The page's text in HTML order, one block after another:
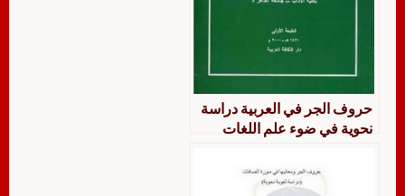
حروف الجر في العربية دراسة
نحوية في ضوء علم اللغات